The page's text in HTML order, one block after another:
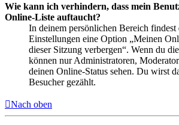
Wie kann ich verhindern, dass mein
Online-Liste auftaucht?
In deinem persönlichen Bereich findest
Einstellungen eine Option „Meinen
dieser Sitzung verbergen“. Wenn du
können nur Administratoren,
deinen Online-Status sehen. Du wirst
Besucher gezählt.
Nach oben